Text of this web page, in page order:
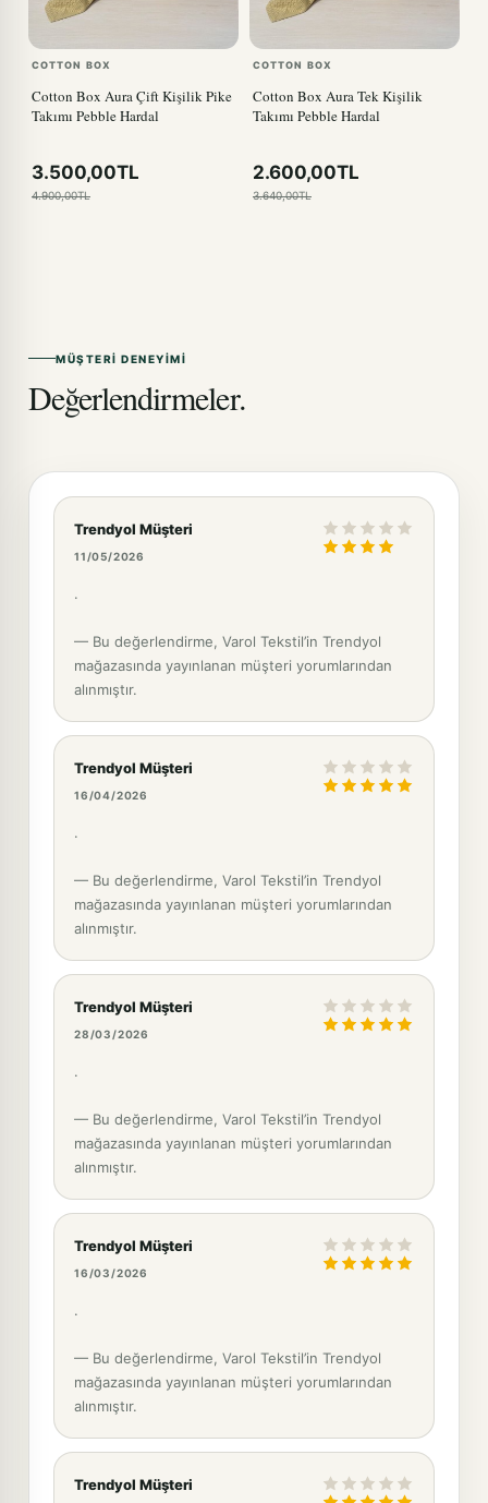
COTTON BOX
Cotton Box Aura Çift Kişilik Pike
Takımı Pebble Hardal
3.500,00TL
4.900,00TL
COTTON BOX
Cotton Box Aura Tek Kişilik
Takımı Pebble Hardal
2.600,00TL
3.640,00TL
MÜŞTERI DENEYIMI
Değerlendirmeler.
Trendyol Müşteri
11/05/2026
.
— Bu değerlendirme, Varol Tekstil’in Trendyol
mağazasında yayınlanan müşteri yorumlarından
alınmıştır.
Trendyol Müşteri
16/04/2026
.
— Bu değerlendirme, Varol Tekstil’in Trendyol
mağazasında yayınlanan müşteri yorumlarından
alınmıştır.
Trendyol Müşteri
28/03/2026
.
— Bu değerlendirme, Varol Tekstil’in Trendyol
mağazasında yayınlanan müşteri yorumlarından
alınmıştır.
Trendyol Müşteri
16/03/2026
.
— Bu değerlendirme, Varol Tekstil’in Trendyol
mağazasında yayınlanan müşteri yorumlarından
alınmıştır.
Trendyol Müşteri